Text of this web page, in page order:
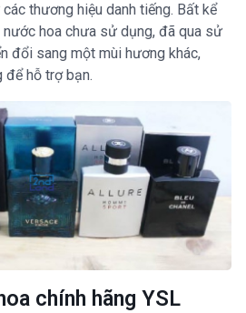
thương hiệu danh tiếng. Bất kể
nước hoa chưa sử dụng, đã qua sử
đổi sang một mùi hương khác,
để hỗ trợ bạn.
chính hãng YSL